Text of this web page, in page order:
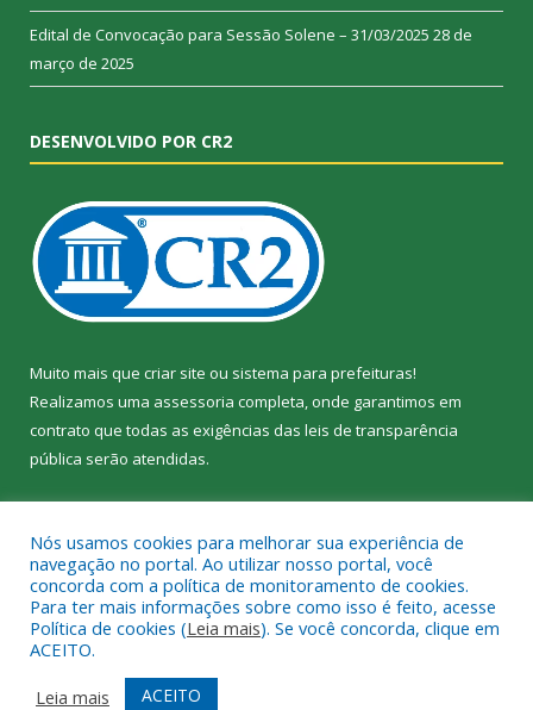
Edital de Convocação para Sessão Solene – 31/03/2025 28 de
março de 2025
DESENVOLVIDO POR CR2
Muito mais que criar site ou sistema para prefeituras!
Realizamos uma assessoria completa, onde garantimos em
contrato que todas as exigências das leis de transparência
pública serão atendidas.
Todos os direitos reservados a Câmara Municipal de Jacundá.
Mapa do Site
Acessar Área Administrativa
Nós usamos cookies para melhorar sua experiência de
navegação no portal. Ao utilizar nosso portal, você
concorda com a política de monitoramento de cookies.
Para ter mais informações sobre como isso é feito, acesse
Política de cookies (Leia mais). Se você concorda, clique em
ACEITO.
Leia mais
ACEITO